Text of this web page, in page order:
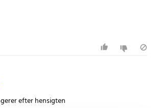
efter hensigten